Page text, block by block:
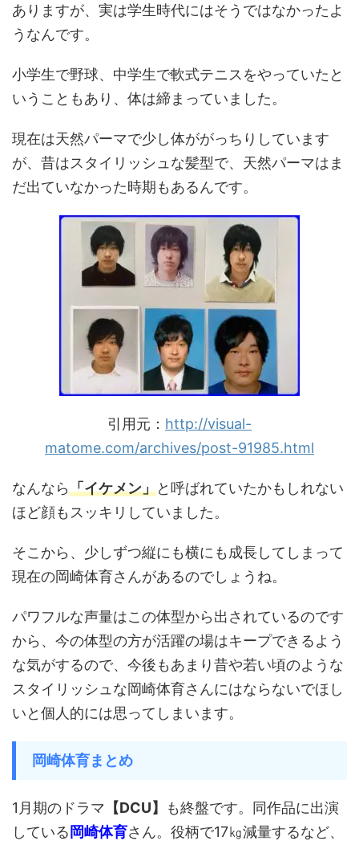
ありますが、実は学生時代にはそうではなかったよ
うなんです。
小学生で野球、中学生で軟式テニスをやっていたと
いうこともあり、体は締まっていました。
現在は天然パーマで少し体ががっちりしています
が、昔はスタイリッシュな髪型で、天然パーマはま
だ出ていなかった時期もあるんです。
引用元： http://visual-
matome.com/archives/post-91985.html
なんなら「イケメン」と呼ばれていたかもしれない
ほど顔もスッキリしていました。
そこから、少しずつ縦にも横にも成長してしまって
現在の岡崎体育さんがあるのでしょうね。
パワフルな声量はこの体型から出されているのです
から、今の体型の方が活躍の場はキープできるよう
な気がするので、今後もあまり昔や若い頃のような
スタイリッシュな岡崎体育さんにはならないでほし
いと個人的には思ってしまいます。
岡崎体育まとめ
1月期のドラマ 【DCU】
も終盤です。同作品に出演
している 岡崎体育さん。役柄で17㎏減量するなど、